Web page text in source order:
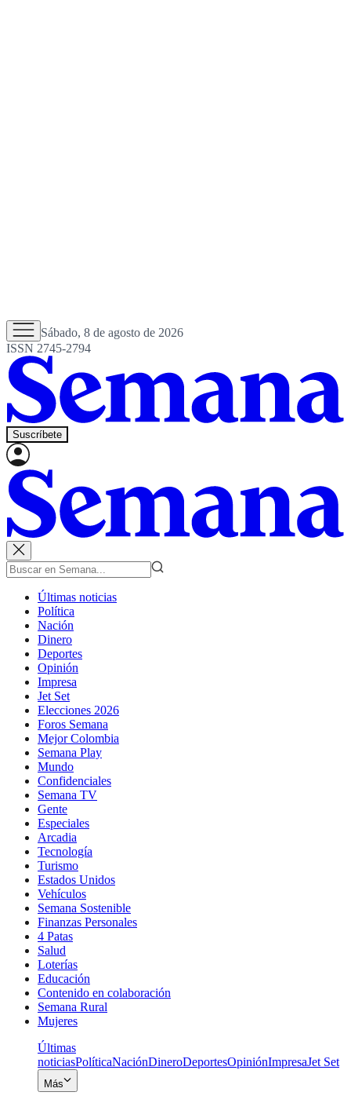
Sábado, 8 de agosto de 2026
ISSN 2745-2794
Suscríbete
Últimas noticias
Política
Nación
Dinero
Deportes
Opinión
Impresa
Jet Set
Elecciones 2026
Foros Semana
Mejor Colombia
Semana Play
Mundo
Confidenciales
Semana TV
Gente
Especiales
Arcadia
Tecnología
Turismo
Estados Unidos
Vehículos
Semana Sostenible
Finanzas Personales
4 Patas
Salud
Loterías
Educación
Contenido en colaboración
Semana Rural
Mujeres
Últimas
noticiasPolíticaNaciónDineroDeportesOpiniónImpresaJet Set
Más